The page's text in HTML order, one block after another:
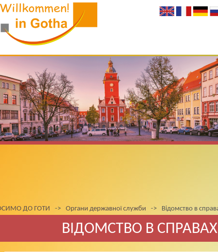
ДО ГОТИ -> Органи державної служби -> Вiдомство в
ВIДОМСТВО В